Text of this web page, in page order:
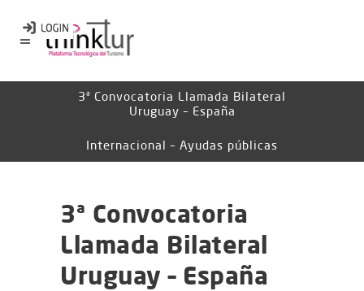
3ª Convocatoria Llamada Bilateral
Uruguay – España
Internacional – Ayudas públicas
3ª Convocatoria
Llamada Bilateral
Uruguay – España